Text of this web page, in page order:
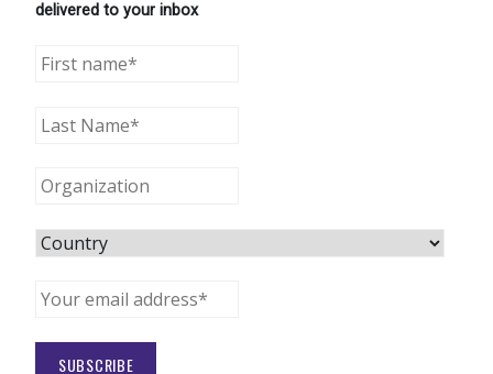
delivered to your inbox